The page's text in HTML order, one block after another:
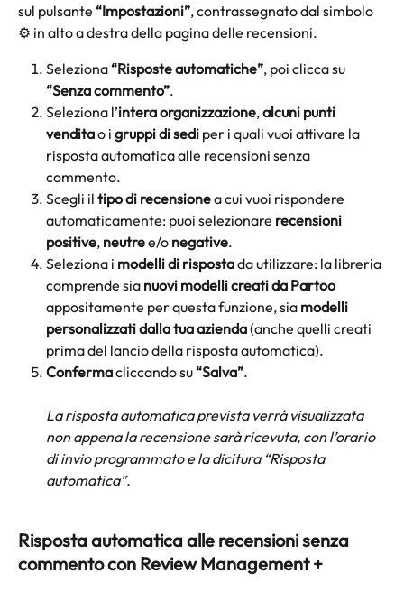
sul pulsante “Impostazioni”, contrassegnato dal simbolo
⚙️ in alto a destra della pagina delle recensioni.
Seleziona “Risposte automatiche”, poi clicca su
“Senza commento”.
Seleziona l’intera organizzazione, alcuni punti
vendita o i gruppi di sedi per i quali vuoi attivare la
risposta automatica alle recensioni senza
commento.
Scegli il tipo di recensione a cui vuoi rispondere
automaticamente: puoi selezionare recensioni
positive, neutre e/o negative.
Seleziona i modelli di risposta da utilizzare: la libreria
comprende sia nuovi modelli creati da Partoo
appositamente per questa funzione, sia modelli
personalizzati dalla tua azienda (anche quelli creati
prima del lancio della risposta automatica).
Conferma cliccando su “Salva”.
La risposta automatica prevista verrà visualizzata
non appena la recensione sarà ricevuta, con l’orario
di invio programmato e la dicitura “Risposta
automatica”.
Risposta automatica alle recensioni senza
commento con Review Management +